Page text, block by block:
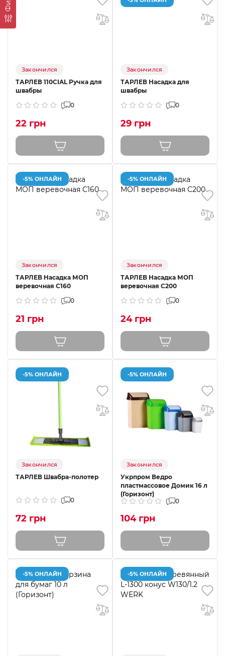
Закончился
ТАРЛЕВ 110CIAL Ручка для
швабры
0
22 грн
Закончился
ТАРЛЕВ Насадка для
швабры
0
29 грн
-5% ОНЛАЙН
Закончился
ТАРЛЕВ Насадка МОП
веревочная C160
0
21 грн
-5% ОНЛАЙН
Закончился
ТАРЛЕВ Насадка МОП
веревочная C200
0
24 грн
-5% ОНЛАЙН
Закончился
ТАРЛЕВ Швабра-полотер
0
72 грн
-5% ОНЛАЙН
Закончился
Укрпром Ведро
пластмассовое Домик 16 л
(Горизонт)
0
104 грн
-5% ОНЛАЙН -5% ОНЛАЙН